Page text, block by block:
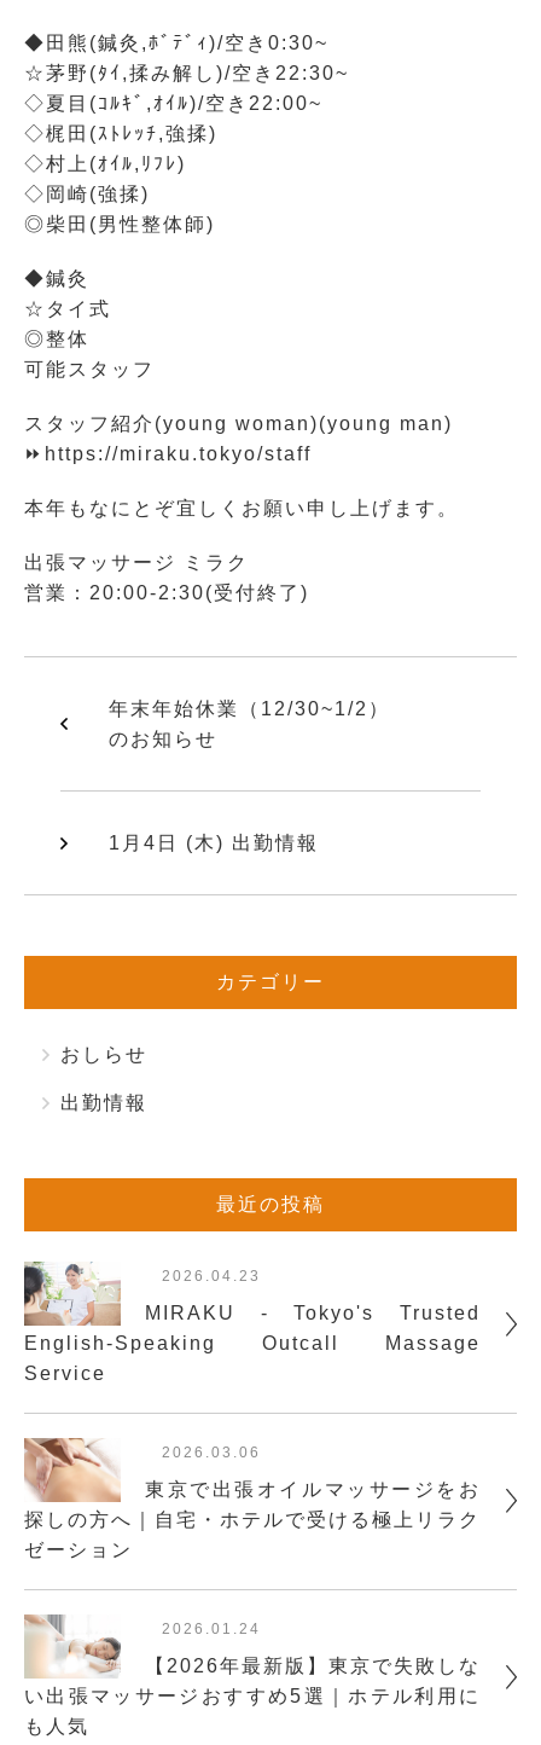
◆田熊(鍼灸,ﾎﾞﾃﾞｨ)/空き0:30~
☆茅野(ﾀｲ,揉み解し)/空き22:30~
◇夏目(ｺﾙｷﾞ,ｵｲﾙ)/空き22:00~
◇梶田(ｽﾄﾚｯﾁ,強揉)
◇村上(ｵｲﾙ,ﾘﾌﾚ)
◇岡崎(強揉)
◎柴田(男性整体師)
◆鍼灸
☆タイ式
◎整体
可能スタッフ
スタッフ紹介(young woman)(young man)
⏩https://miraku.tokyo/staff
本年もなにとぞ宜しくお願い申し上げます。
出張マッサージ ミラク
営業：20:00-2:30(受付終了)
年末年始休業（12/30~1/2）
のお知らせ
1月4日 (木) 出勤情報
カテゴリー
おしらせ
出勤情報
最近の投稿
2026.04.23
MIRAKU - Tokyo's Trusted
English-Speaking Outcall Massage
Service
2026.03.06
東京で出張オイルマッサージをお
探しの方へ｜自宅・ホテルで受ける極上リラク
ゼーション
2026.01.24
【2026年最新版】東京で失敗しな
い出張マッサージおすすめ5選｜ホテル利用に
も人気